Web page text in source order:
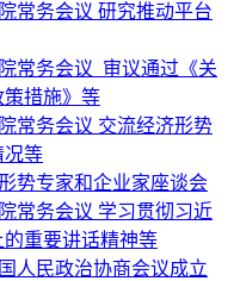
常务会议 研究推动平台
常务会议 审议通过《关
措施》等
常务会议 交流经济形势
况等
势专家和企业家座谈会
常务会议 学习贯彻习近
重要讲话精神等
人民政治协商会议成立